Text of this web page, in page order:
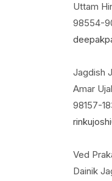
Uttam
98554-
Jagdish
Amar
98157-
Ved
Dainik